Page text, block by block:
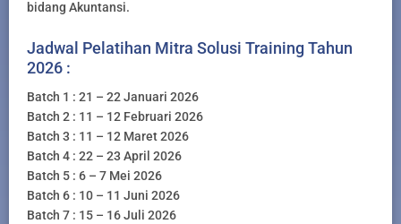
bidang Akuntansi.
Jadwal Pelatihan Mitra Solusi Training Tahun
2026 :
Batch 1 : 21 – 22 Januari 2026
Batch 2 : 11 – 12 Februari 2026
Batch 3 : 11 – 12 Maret 2026
Batch 4 : 22 – 23 April 2026
Batch 5 : 6 – 7 Mei 2026
Batch 6 : 10 – 11 Juni 2026
Batch 7 : 15 – 16 Juli 2026